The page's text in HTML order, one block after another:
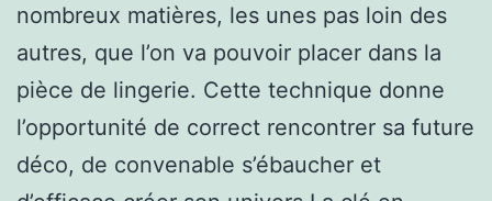
nombreux matières, les unes pas loin des
autres, que l’on va pouvoir placer dans la
pièce de lingerie. Cette technique donne
l’opportunité de correct rencontrer sa future
déco, de convenable s’ébaucher et